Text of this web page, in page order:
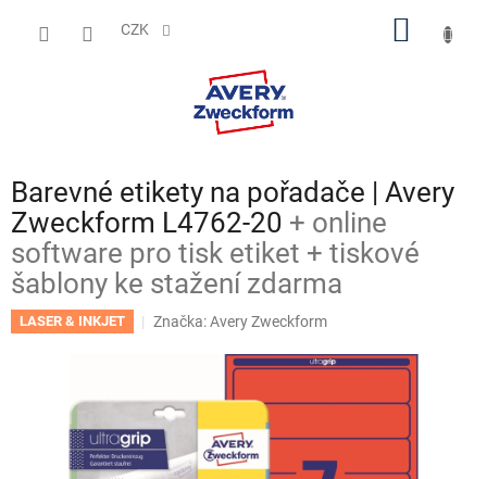
CZK
Barevné etikety na pořadače | Avery
Zweckform L4762-20 + online
software pro tisk etiket + tiskové
šablony ke stažení zdarma
LASER & INKJET Značka:Avery Zweckform